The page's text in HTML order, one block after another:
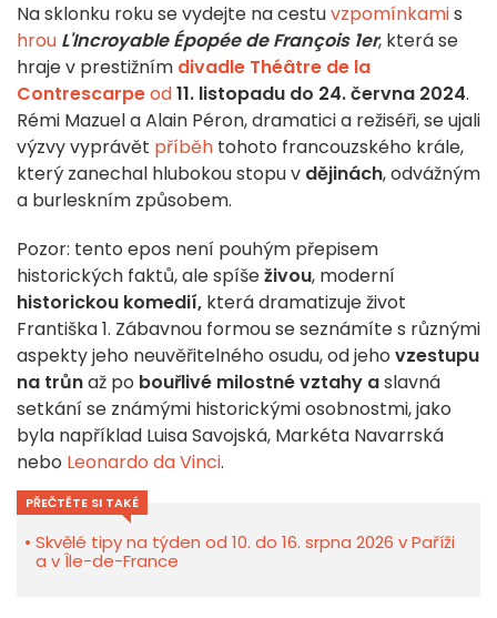
Na sklonku roku se vydejte na cestuvzpomínkamis
hrou L'Incroyable Épopée de François 1er, která se
hraje v prestižním divadle Théâtre de la
Contrescarpeod11. listopadu do 24. června 2024.
Rémi Mazuel a Alain Péron, dramatici a režiséři, se ujali
výzvy vyprávět příběh tohoto francouzského krále,
který zanechal hlubokou stopu v dějinách, odvážným
a burleskním způsobem.
Pozor: tento epos není pouhým přepisem
historických faktů, ale spíšeživou, moderní
historickou komedií, která dramatizuje život
Františka 1. Zábavnou formou se seznámíte s různými
aspekty jeho neuvěřitelného osudu, od jeho vzestupu
na trůnaž po bouřlivé milostné vztahy aslavná
setkání se známými historickými osobnostmi, jako
byla například Luisa Savojská, Markéta Navarrská
nebo Leonardo da Vinci.
PŘEČTĚTE SI TAKÉ
Skvělé tipy na týden od 10. do 16. srpna 2026 v Paříži
a v Île-de-France